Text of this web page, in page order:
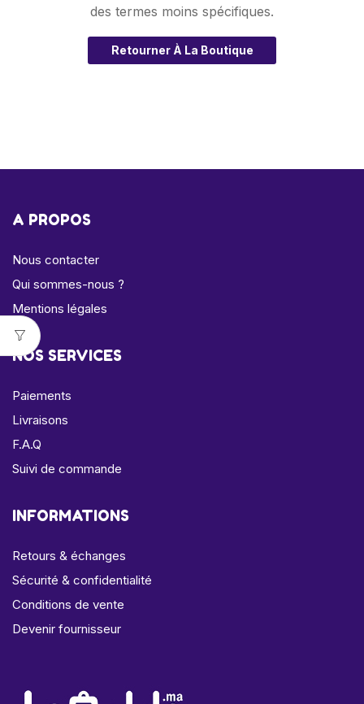
des termes moins spécifiques.
Retourner À La Boutique
A PROPOS
Nous contacter
Qui sommes-nous ?
Mentions légales
NOS SERVICES
Paiements
Livraisons
F.A.Q
Suivi de commande
INFORMATIONS
Retours & échanges
Sécurité & confidentialité
Conditions de vente
Devenir fournisseur